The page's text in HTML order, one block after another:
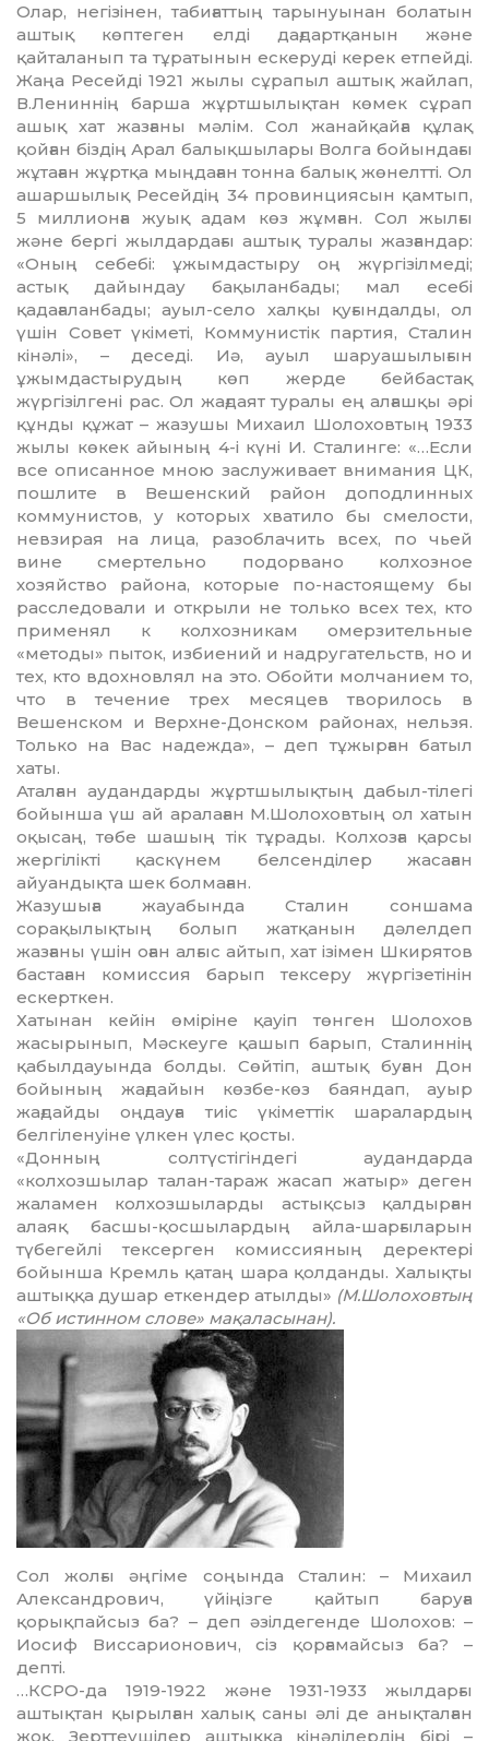
Олар, негізінен, табиғаттың тарынуынан болатын
аштық көптеген елді дағдартқанын және
қайталанып та тұратынын ескеруді керек етпейді.
Жаңа Ресейді 1921 жылы сұрапыл аштық жайлап,
В.Лениннің барша жұртшылықтан көмек сұрап
ашық хат жазғаны мәлім. Сол жанайқайға құлақ
қойған біздің Арал балықшылары Волга бойындағы
жұтаған жұртқа мыңдаған тонна балық жөнелтті. Ол
ашаршылық Ресейдің 34 провинциясын қамтып,
5 миллионға жуық адам көз жұмған. Сол жылғы
және бергі жылдардағы аштық туралы жазғандар:
«Оның себебі: ұжымдастыру оң жүргізілмеді;
астық дайындау бақыланбады; мал есебі
қадағаланбады; ауыл-село халқы қуғындалды, ол
үшін Совет үкіметі, Коммунистік партия, Сталин
кінәлі», – деседі. Иә, ауыл шаруашылығын
ұжымдастырудың көп жерде бейбастақ
жүргізілгені рас. Ол жағдаят туралы ең алғашқы әрі
құнды құжат – жазушы Михаил Шолоховтың 1933
жылы көкек айының 4-і күні И. Сталинге: «…Если
все описанное мною заслуживает внимания ЦК,
пошлите в Вешенский район доподлинных
коммунистов, у которых хватило бы смелости,
невзирая на лица, разоблачить всех, по чьей
вине смертельно подорвано колхозное
хозяйство района, которые по-настоящему бы
расследовали и открыли не только всех тех, кто
применял к колхозникам омерзительные
«методы» пыток, избиений и надругательств, но и
тех, кто вдохновлял на это. Обойти молчанием то,
что в течение трех месяцев творилось в
Вешенском и Верхне-Донском районах, нельзя.
Только на Вас надежда», – деп тұжырған батыл
хаты.
Аталған аудандарды жұртшы­лықтың дабыл-тілегі
бойынша үш ай аралаған М.Шолоховтың ол хатын
оқысаң, төбе шашың тік тұрады. Колхозға қарсы
жергілікті қаскүнем белсенділер жасаған
айуандықта шек болмаған.
Жазушыға жауабында Сталин соншама
сорақылықтың болып жатқанын дәлелдеп
жазғаны үшін оған алғыс айтып, хат ізімен Шкирятов
бастаған комиссия барып тексеру жүргізетінін
ескерткен.
Хатынан кейін өміріне қа­уіп төнген Шолохов
жасырынып, Мәскеуге қашып барып, Сталиннің
қабылдауында болды. Сөйтіп, аштық буған Дон
бойының жағдайын көзбе-көз баяндап, ауыр
жағдайды оңдауға тиіс үкіметтік шаралардың
белгіленуіне үлкен үлес қосты.
«Донның солтүстігіндегі аудандарда
«колхозшылар талан-тараж жасап жатыр» деген
жаламен колхозшыларды астықсыз қалдырған
алаяқ басшы-қосшылардың айла-шарғыларын
түбегейлі тексерген комиссияның деректері
бойынша Кремль қатаң шара қолданды. Халықты
аштыққа душар еткендер атылды» (М.Шолоховтың
«Об истинном слове» мақаласынан).
Сол жолғы әңгіме соңында Сталин: – Михаил
Александро­вич, үйіңізге қайтып баруға
қорықпайсыз ба? – деп әзілдегенде Шолохов: –
Иосиф Виссарионович, сіз қорғамайсыз ба? –
депті.
…КСРО-да 1919-1922 және 1931-1933 жылдарғы
аштықтан қырылған халық саны әлі де анықталған
жоқ. Зерттеушілер аштыққа кінәлілердің бірі –